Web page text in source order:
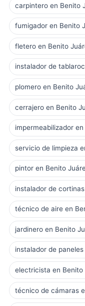
carpintero en Benito
fumigador en Benito
fletero en Benito
instalador de
plomero en Benito
cerrajero en Benito
impermeabilizador
servicio de limpieza
pintor en Benito
instalador de
técnico de aire en
jardinero en Benito
instalador de
electricista en Benito
técnico de cámaras